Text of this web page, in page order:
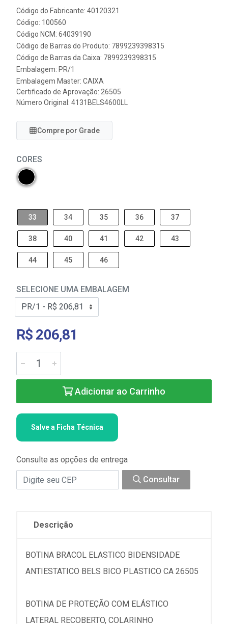
Código do Fabricante: 40120321
Código: 100560
Código NCM: 64039190
Código de Barras do Produto: 7899239398315
Código de Barras da Caixa: 7899239398315
Embalagem: PR/1
Embalagem Master: CAIXA
Certificado de Aprovação: 26505
Número Original: 4131BELS4600LL
Compre por Grade
CORES
33 34 35 36 37
38 40 41 42 43
44 45 46
SELECIONE UMA EMBALAGEM
R$ 206,81
Adicionar ao Carrinho
Salve a Ficha Técnica
Consulte as opções de entrega
Consultar
Descrição
BOTINA BRACOL ELASTICO BIDENSIDADE
ANTIESTATICO BELS BICO PLASTICO CA 26505
BOTINA DE PROTEÇÃO COM ELÁSTICO
LATERAL RECOBERTO, COLARINHO